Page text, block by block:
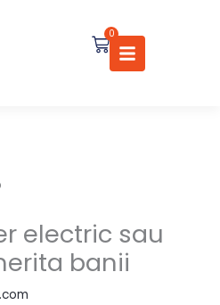
0
Cart
electric sau
banii